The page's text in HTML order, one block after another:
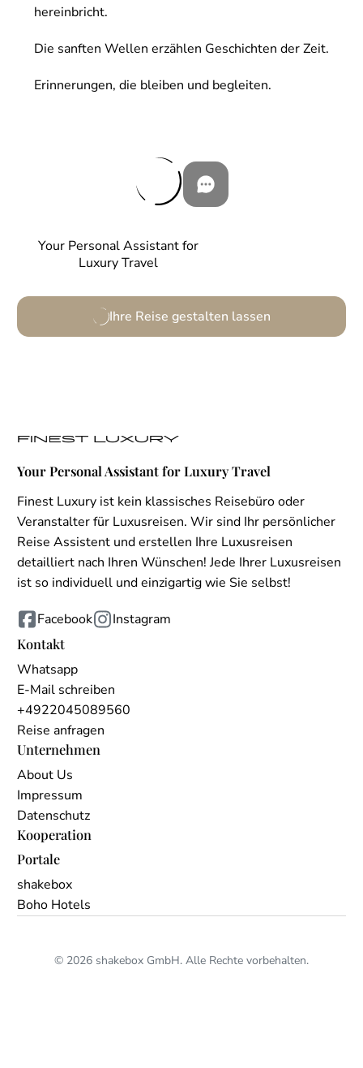
Your Personal Assistant for
Luxury Travel
Ihre Reise gestalten lassen
hereinbricht.
Die sanften Wellen erzählen Geschichten der Zeit.
Erinnerungen, die bleiben und begleiten.
Your Personal Assistant for Luxury Travel
Finest Luxury ist kein klassisches Reisebüro oder
Veranstalter für Luxusreisen. Wir sind Ihr persönlicher
Reise Assistent und erstellen Ihre Luxusreisen
detailliert nach Ihren Wünschen! Jede Ihrer Luxusreisen
ist so individuell und einzigartig wie Sie selbst!
Facebook
Instagram
Kontakt
Whatsapp
E-Mail schreiben
+4922045089560
Reise anfragen
Unternehmen
About Us
Impressum
Datenschutz
Kooperation
Portale
shakebox
Boho Hotels
© 2026 shakebox GmbH. Alle Rechte vorbehalten.